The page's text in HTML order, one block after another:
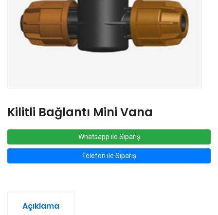
Kilitli Bağlantı Mini Vana
Whatsapp ile Sipariş
Telefon ile Sipariş
Açıklama